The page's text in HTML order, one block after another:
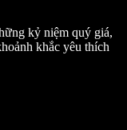
kỷ niệm quý giá,
khắc yêu thích